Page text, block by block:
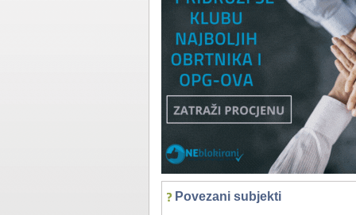
Povezani subjekti